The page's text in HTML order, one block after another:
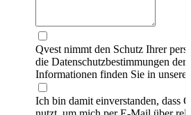
Qvest nimmt den Schutz Ihrer
die Datenschutzbestimmungen
Informationen finden Sie in
Ich bin damit einverstanden, dass